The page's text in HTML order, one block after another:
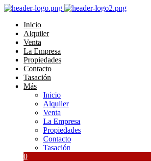
Inicio
Alquiler
Venta
La Empresa
Propiedades
Contacto
Tasación
Más
Inicio
Alquiler
Venta
La Empresa
Propiedades
Contacto
Tasación
0